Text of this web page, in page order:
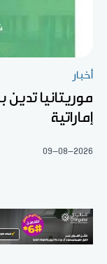
أخبار
موريتانيا
إماراتية
09-08-2026